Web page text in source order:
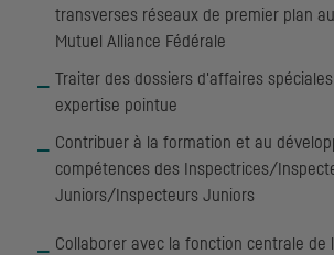
transverses réseaux de premier plan
Mutuel Alliance Fédérale
Traiter des dossiers d'affaires
expertise pointue
Contribuer à la formation et au
compétences des Inspectrices/
Juniors/Inspecteurs Juniors
Collaborer avec la fonction centrale de